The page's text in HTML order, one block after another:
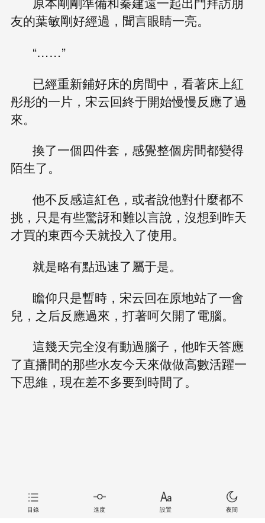
友的葉敏剛好經過，聞言眼睛一亮。
“……”
已經重新鋪好床的房間中，看著床上紅
彤彤的一片，宋云回終于開始慢慢反應了過
來。
換了一個四件套，感覺整個房間都變得
陌生了。
他不反感這紅色，或者說他對什麼都不
挑，只是有些驚訝和難以言說，沒想到昨天
才買的東西今天就投入了使用。
就是略有點迅速了屬于是。
瞻仰只是暫時，宋云回在原地站了一會
兒，之后反應過來，打著呵欠開了電腦。
這幾天完全沒有動過腦子，他昨天答應
了直播間的那些水友今天來做做高數活躍一
下思維，現在差不多要到時間了。
目錄 進度 設置 夜間